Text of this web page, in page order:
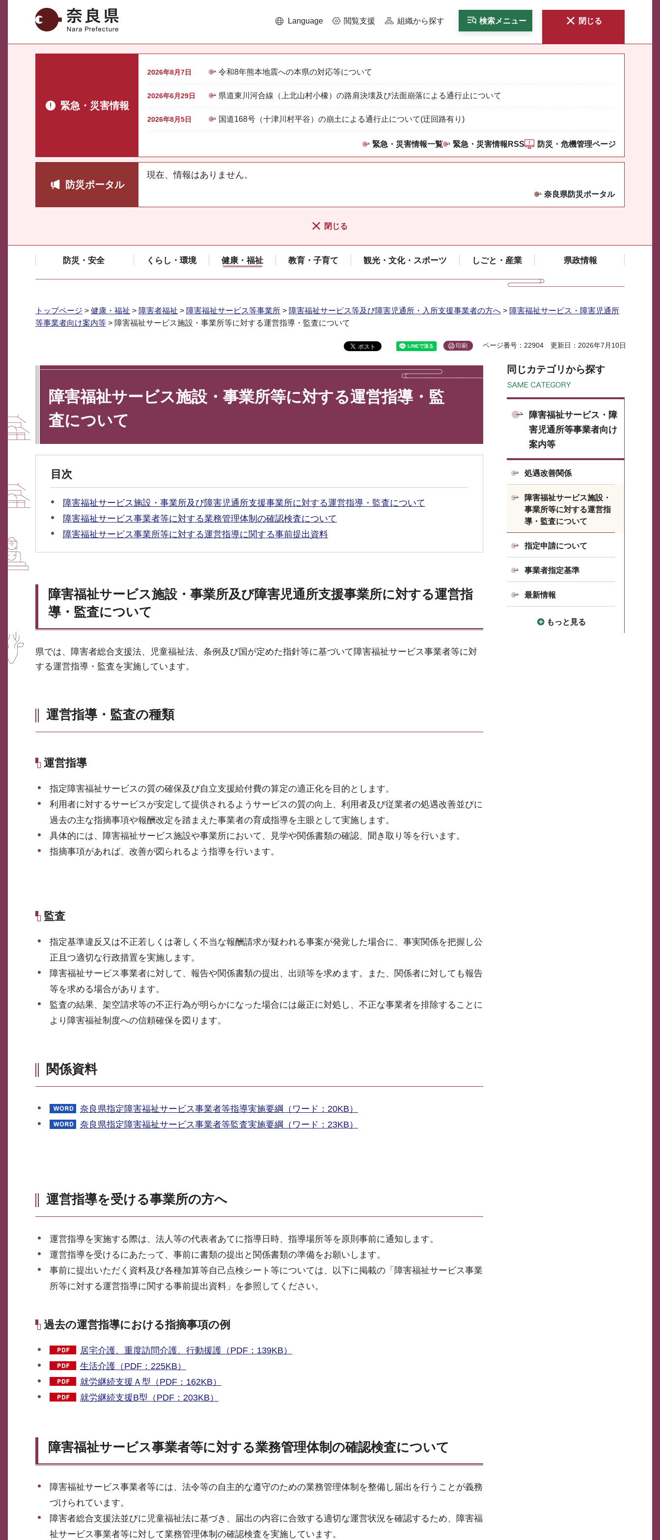
奈良県 Language 閲覧支援 組織から探す 検索メニュー 閉じる
緊急・災害情報
2026年8月7日 令和8年熊本地震への本県の対応等について
2026年6月29日 県道東川河合線（上北山村小橡）の路肩決壊及び法面崩落による通行止について
2026年8月5日 国道168号（十津川村平谷）の崩土による通行止について(迂回路有り)
緊急・災害情報一覧 緊急・災害情報RSS 防災・危機管理ページ
防災ポータル
現在、情報はありません。
奈良県防災ポータル
閉じる
防災・安全 くらし・環境 健康・福祉 教育・子育て 観光・文化・スポーツ しごと・産業 県政情報
トップページ > 健康・福祉 > 障害者福祉 > 障害福祉サービス等事業所 > 障害福祉サービス等及び障害児通所・入所支援事業者の方へ > 障害福祉サービス・障害児通所
等事業者向け案内等 > 障害福祉サービス施設・事業所等に対する運営指導・監査について
印刷 ページ番号：22904 更新日：2026年7月10日
障害福祉サービス施設・事業所等に対する運営指導・監
査について
目次
障害福祉サービス施設・事業所及び障害児通所支援事業所に対する運営指導・監査について
障害福祉サービス事業者等に対する業務管理体制の確認検査について
障害福祉サービス事業所等に対する運営指導に関する事前提出資料
障害福祉サービス施設・事業所及び障害児通所支援事業所に対する運営指
導・監査について
県では、障害者総合支援法、児童福祉法、条例及び国が定めた指針等に基づいて障害福祉サービス事業者等に対
する運営指導・監査を実施しています。
運営指導・監査の種類
運営指導
指定障害福祉サービスの質の確保及び自立支援給付費の算定の適正化を目的とします。
利用者に対するサービスが安定して提供されるようサービスの質の向上、利用者及び従業者の処遇改善並びに
過去の主な指摘事項や報酬改定を踏まえた事業者の育成指導を主眼として実施します。
具体的には、障害福祉サービス施設や事業所において、見学や関係書類の確認、聞き取り等を行います。
指摘事項があれば、改善が図られるよう指導を行います。
監査
指定基準違反又は不正若しくは著しく不当な報酬請求が疑われる事案が発覚した場合に、事実関係を把握し公
正且つ適切な行政措置を実施します。
障害福祉サービス事業者に対して、報告や関係書類の提出、出頭等を求めます。また、関係者に対しても報告
等を求める場合があります。
監査の結果、架空請求等の不正行為が明らかになった場合には厳正に対処し、不正な事業者を排除することに
より障害福祉制度への信頼確保を図ります。
関係資料
奈良県指定障害福祉サービス事業者等指導実施要綱（ワード：20KB）
奈良県指定障害福祉サービス事業者等監査実施要綱（ワード：23KB）
運営指導を受ける事業所の方へ
運営指導を実施する際は、法人等の代表者あてに指導日時、指導場所等を原則事前に通知します。
運営指導を受けるにあたって、事前に書類の提出と関係書類の準備をお願いします。
事前に提出いただく資料及び各種加算等自己点検シート等については、以下に掲載の「障害福祉サービス事業
所等に対する運営指導に関する事前提出資料」を参照してください。
過去の運営指導における指摘事項の例
居宅介護、重度訪問介護、行動援護（PDF：139KB）
生活介護（PDF：225KB）
就労継続支援Ａ型（PDF：162KB）
就労継続支援B型（PDF：203KB）
障害福祉サービス事業者等に対する業務管理体制の確認検査について
障害福祉サービス事業者等には、法令等の自主的な遵守のための業務管理体制を整備し届出を行うことが義務
づけられています。
障害者総合支援法並びに児童福祉法に基づき、届出の内容に合致する適切な運営状況を確認するため、障害福
祉サービス事業者等に対して業務管理体制の確認検査を実施しています。
同じカテゴリから探す
障害福祉サービス・障
害児通所等事業者向け
案内等
処遇改善関係
障害福祉サービス施設・
事業所等に対する運営指
導・監査について
指定申請について
事業者指定基準
最新情報
もっと見る